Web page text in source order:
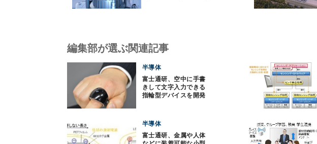
編集部が選ぶ関連記事
半導体
富士通研、空中に手書
きして文字入力できる
指輪型デバイスを開発
半導体
富士通研、金属や人体